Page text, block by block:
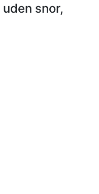
snor,